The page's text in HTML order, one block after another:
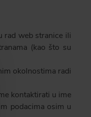
rad web stranice ili
(kao što su
okolnostima radi
kontaktirati u ime
podacima osim u